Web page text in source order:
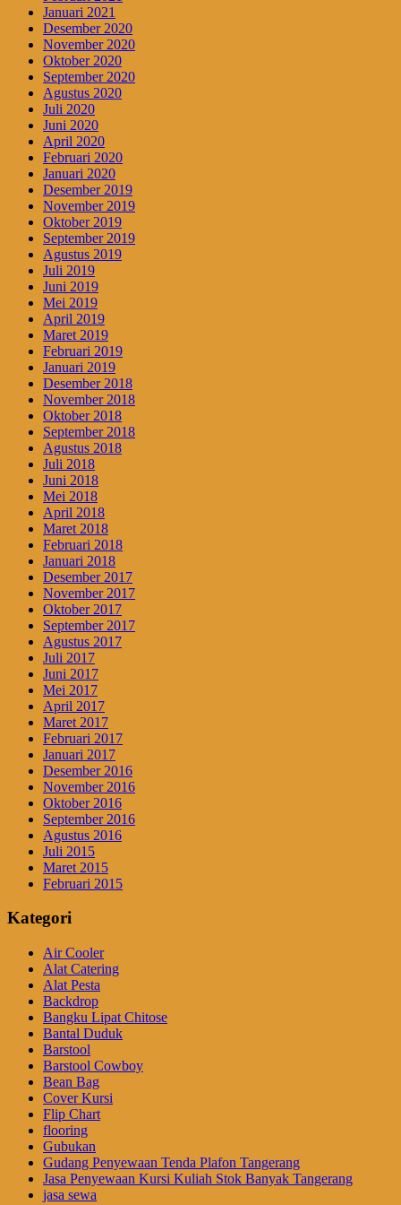
Januari 2021
Desember 2020
November 2020
Oktober 2020
September 2020
Agustus 2020
Juli 2020
Juni 2020
April 2020
Februari 2020
Januari 2020
Desember 2019
November 2019
Oktober 2019
September 2019
Agustus 2019
Juli 2019
Juni 2019
Mei 2019
April 2019
Maret 2019
Februari 2019
Januari 2019
Desember 2018
November 2018
Oktober 2018
September 2018
Agustus 2018
Juli 2018
Juni 2018
Mei 2018
April 2018
Maret 2018
Februari 2018
Januari 2018
Desember 2017
November 2017
Oktober 2017
September 2017
Agustus 2017
Juli 2017
Juni 2017
Mei 2017
April 2017
Maret 2017
Februari 2017
Januari 2017
Desember 2016
November 2016
Oktober 2016
September 2016
Agustus 2016
Juli 2015
Maret 2015
Februari 2015
Kategori
Air Cooler
Alat Catering
Alat Pesta
Backdrop
Bangku Lipat Chitose
Bantal Duduk
Barstool
Barstool Cowboy
Bean Bag
Cover Kursi
Flip Chart
flooring
Gubukan
Gudang Penyewaan Tenda Plafon Tangerang
Jasa Penyewaan Kursi Kuliah Stok Banyak Tangerang
jasa sewa